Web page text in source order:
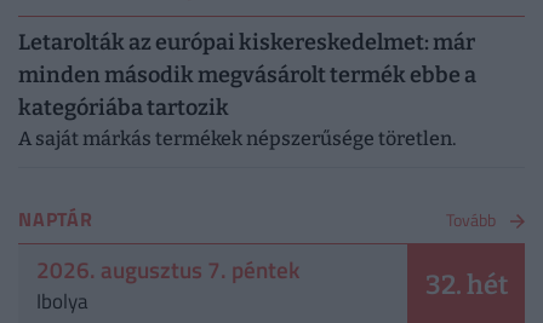
Letarolták az európai kiskereskedelmet: már
minden második megvásárolt termék ebbe a
kategóriába tartozik
A saját márkás termékek népszerűsége töretlen.
NAPTÁR Tovább
2026. augusztus 7. péntek
Ibolya 32. hét